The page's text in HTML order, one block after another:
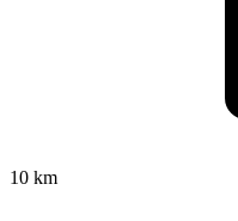
10 km